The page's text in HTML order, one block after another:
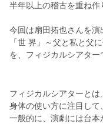
半年以上の稽古を重ね作
今回は扇田拓也さんを演
「世 界」～父と私と父
を、フィジカルシアター
フィジカルシアターと
身体の使い方に注目して
一般的に、演劇には台